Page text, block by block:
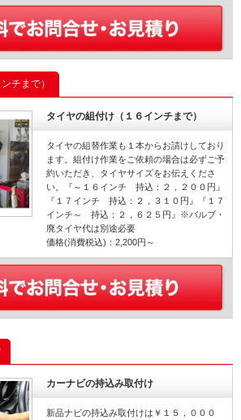
チまで）
タイヤの組付け（１６インチまで）
タイヤの組替作業も１本からお請けしており
ます。組付け作業をご依頼の場合は必ずご予
約いただき、タイヤサイズをお伝えくださ
い。『～１６インチ 持込：２，２００円』
『１７インチ 持込：２，３１０円』『１７
インチ～ 持込：２，６２５円』※バルブ・
廃タイヤ代は別途必要
価格(消費税込)：2,200円～
カーナビの持込み取付け
新品ナビの持込み取付けは￥１５，０００